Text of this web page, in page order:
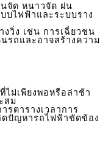
จัด หนาวจัด ฝน
บไฟฟ้าและระบบราง
วิ่ง เช่น การเฉี่ยวชน
รถและอาจสร้างความ
ไม่เพียงพอหรือล่าช้า
สม
รตารางเวลาการ
ดปัญหารถไฟฟ้าขัดข้อง